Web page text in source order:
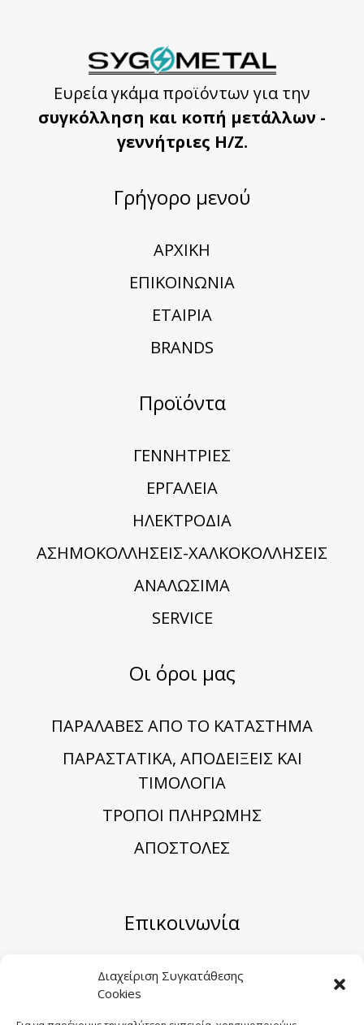
Διαχείριση Συγκατάθεσης
Cookies
Ευρεία γκάμα προϊόντων για την
συγκόλληση και κοπή μετάλλων -
γεννήτριες Η/Ζ.
Γρήγορο μενού
ΑΡΧΙΚΗ
ΕΠΙΚΟΙΝΩΝΙΑ
ΕΤΑΙΡΙΑ
BRANDS
Προϊόντα
ΓΕΝΝΗΤΡΙΕΣ
ΕΡΓΑΛΕΙΑ
ΗΛΕΚΤΡΟΔΙΑ
ΑΣΗΜΟΚΟΛΛΗΣΕΙΣ-ΧΑΛΚΟΚΟΛΛΗΣΕΙΣ
ΑΝΑΛΩΣΙΜΑ
SERVICE
Οι όροι μας
ΠΑΡΑΛΑΒΕΣ ΑΠΟ ΤΟ ΚΑΤΑΣΤΗΜΑ
ΠΑΡΑΣΤΑΤΙΚΑ, ΑΠΟΔΕΙΞΕΙΣ ΚΑΙ
ΤΙΜΟΛΟΓΙΑ
TΡΟΠΟΙ ΠΛΗΡΩΜΗΣ
ΑΠΟΣΤΟΛΕΣ
Επικοινωνία
Μηριόνου 5-7, Αθήνα 104 41
Email:sales@sygometal.gr